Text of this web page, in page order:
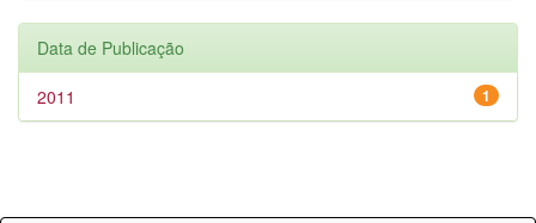
Data de Publicação
1
2011